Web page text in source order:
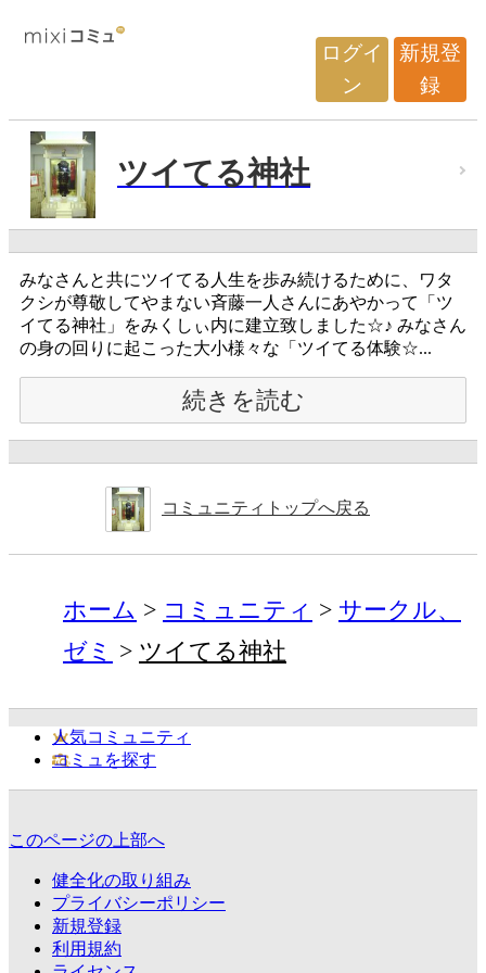
ログイ
ン
新規登
録
ツイてる神社
みなさんと共にツイてる人生を歩み続けるために、ワタ
クシが尊敬してやまない斉藤一人さんにあやかって「ツ
イてる神社」をみくしぃ内に建立致しました☆♪ みなさん
の身の回りに起こった大小様々な「ツイてる体験☆...
続きを読む
コミュニティトップへ戻る
ホーム コミュニティ
サークル、
ゼミ
ツイてる神社
人気コミュニティ
コミュを探す
このページの上部へ
健全化の取り組み
プライバシーポリシー
新規登録
利用規約